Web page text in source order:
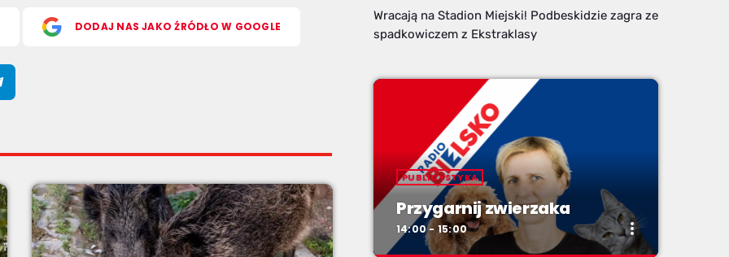
DODAJ NAS JAKO ŹRÓDŁO W GOOGLE
Wracają na Stadion Miejski! Podbeskidzie zagra ze
spadkowiczem z Ekstraklasy
PUBLICYSTYKA
Przygarnij zwierzaka
14:00 - 15:00 more_vert